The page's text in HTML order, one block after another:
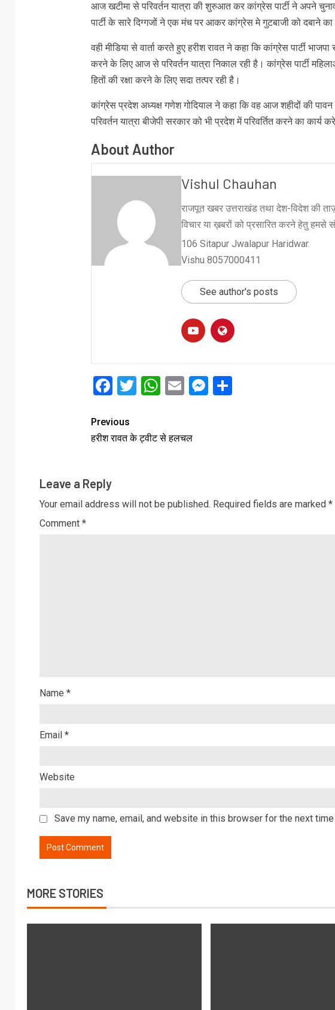
आज खटीमा से परिवर्तन यात्रा की शुरुआत कर कांग्रेस पार्टी ने अपने
पार्टी के सारे दिग्गजों ने एक मंच पर आकर कांग्रेस मे गुटबाजी को दबाने का
वही मीडिया से वार्ता करते हुए हरीश रावत ने कहा कि कांग्रेस पार्टी
करने के लिए आज से परिवर्तन यात्रा निकाल रही है। कांग्रेस पार्टी
हितों की रक्षा करने के लिए सदा तत्पर रही है।
कांग्रेस प्रदेश अध्यक्ष गणेश गोदियाल ने कहा कि वह आज शहीदों की पावन
परिवर्तन यात्रा बीजेपी सरकार को भी प्रदेश में परिवर्तित करने का कार्य
About Author
Vishul Chauhan
राजपूत खबर उत्तराखंड तथा देश-विदेश की
विचार या ख़बरों को प्रसारित करने हेतु हमसे
106 Sitapur Jwalapur Haridwar.
Vishu 8057000411
See author's posts
Facebook
Twitter
WhatsApp
EmailMessenger
Share
Previous
हरीश रावत के ट्वीट से हलचल
Leave a Reply
Your email address will not be published. Required fields are marked *
Comment *
Name *
Email *
Website
Save my name, email, and website in this browser for the next
MORE STORIES